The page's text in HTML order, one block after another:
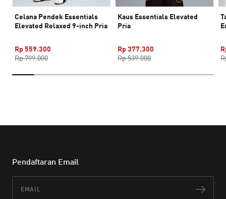
Celana Pendek Essentials
Elevated Relaxed 9-inch Pria
Rp 559.300
Rp 799.000
Kaus Essentials Elevated
Pria
Rp 377.300
Rp 539.000
Pendaftaran Email